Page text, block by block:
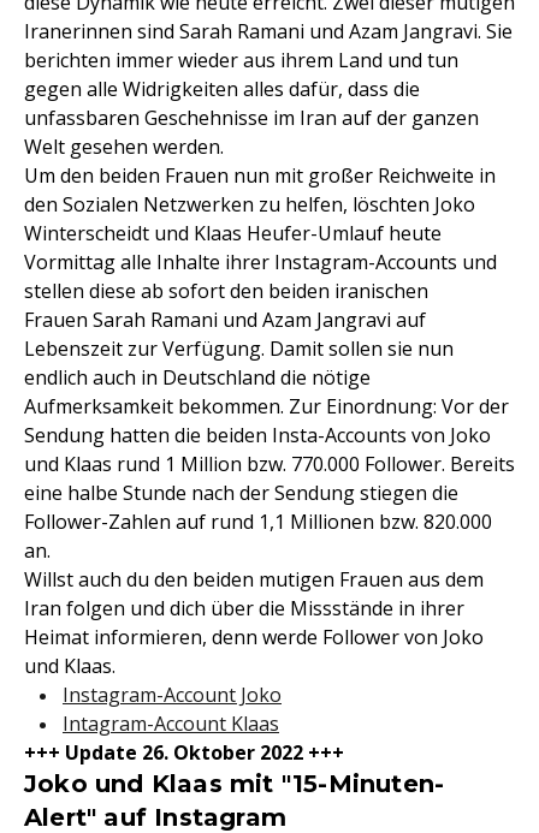
Iranerinnen sind Sarah Ramani und Azam Jangravi. Sie
berichten immer wieder aus ihrem Land und tun
gegen alle Widrigkeiten alles dafür, dass die
unfassbaren Geschehnisse im Iran auf der ganzen
Welt gesehen werden.
Um den beiden Frauen nun mit großer Reichweite in
den Sozialen Netzwerken zu helfen, löschten Joko
Winterscheidt und Klaas Heufer-Umlauf heute
Vormittag alle Inhalte ihrer Instagram-Accounts und
stellen diese ab sofort den beiden iranischen
Frauen Sarah Ramani und Azam Jangravi auf
Lebenszeit zur Verfügung. Damit sollen sie nun
endlich auch in Deutschland die nötige
Aufmerksamkeit bekommen. Zur Einordnung: Vor der
Sendung hatten die beiden Insta-Accounts von Joko
und Klaas rund 1 Million bzw. 770.000 Follower. Bereits
eine halbe Stunde nach der Sendung stiegen die
Follower-Zahlen auf rund 1,1 Millionen bzw. 820.000
an.
Willst auch du den beiden mutigen Frauen aus dem
Iran folgen und dich über die Missstände in ihrer
Heimat informieren, denn werde Follower von Joko
und Klaas.
Instagram-Account Joko
Intagram-Account Klaas
+++ Update 26. Oktober 2022 +++
Joko und Klaas mit "15-Minuten-
Alert" auf Instagram